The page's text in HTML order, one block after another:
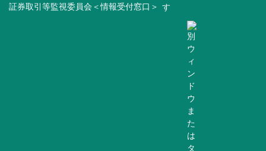
証券取引等監視委員会＜情報受付窓口＞